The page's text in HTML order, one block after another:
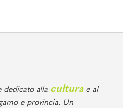
dedicato alla culturae al
e provincia. Un